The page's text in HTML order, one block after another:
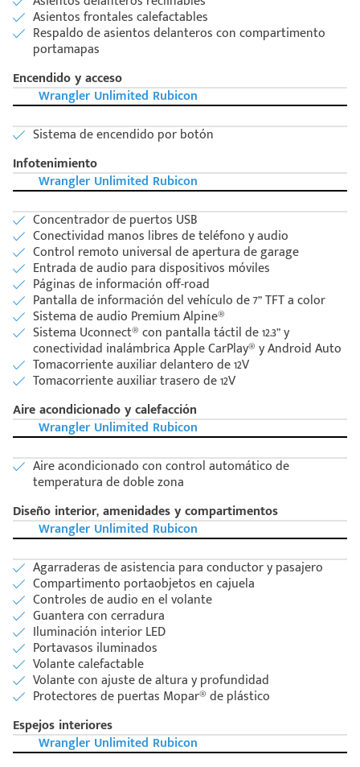
Escríbenos
+528121278366
Código
Postal
Ingresar
Asientos frontales calefactables
Respaldo de asientos delanteros con compartimento
portamapas
Encendido y acceso
Wrangler Unlimited Rubicon
Sistema de encendido por botón
Infotenimiento
Wrangler Unlimited Rubicon
Concentrador de puertos USB
Conectividad manos libres de teléfono y audio
Control remoto universal de apertura de garage
Entrada de audio para dispositivos móviles
Páginas de información off-road
Pantalla de información del vehículo de 7” TFT a color
Sistema de audio Premium Alpine®
Sistema Uconnect® con pantalla táctil de 12.3” y
conectividad inalámbrica Apple CarPlay® y Android Auto
Tomacorriente auxiliar delantero de 12V
Tomacorriente auxiliar trasero de 12V
Aire acondicionado y calefacción
Wrangler Unlimited Rubicon
Aire acondicionado con control automático de
temperatura de doble zona
Diseño interior, amenidades y compartimentos
Wrangler Unlimited Rubicon
Agarraderas de asistencia para conductor y pasajero
Compartimento portaobjetos en cajuela
Controles de audio en el volante
Guantera con cerradura
Iluminación interior LED
Portavasos iluminados
Volante calefactable
Volante con ajuste de altura y profundidad
Protectores de puertas Mopar® de plástico
Espejos interiores
Wrangler Unlimited Rubicon